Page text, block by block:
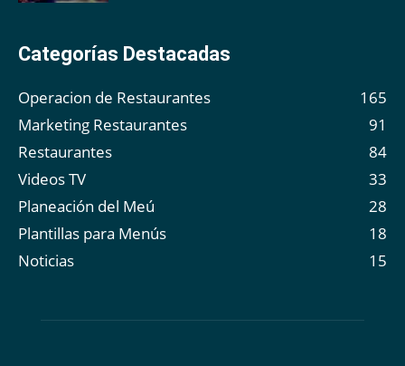
Categorías Destacadas
Operacion de Restaurantes
165
Marketing Restaurantes
91
Restaurantes
84
Videos TV
33
Planeación del Meú
28
Plantillas para Menús
18
Noticias
15